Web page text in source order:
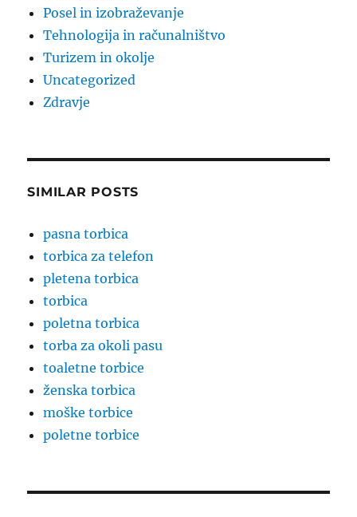
Posel in izobraževanje
Tehnologija in računalništvo
Turizem in okolje
Uncategorized
Zdravje
SIMILAR POSTS
pasna torbica
torbica za telefon
pletena torbica
torbica
poletna torbica
torba za okoli pasu
toaletne torbice
ženska torbica
moške torbice
poletne torbice